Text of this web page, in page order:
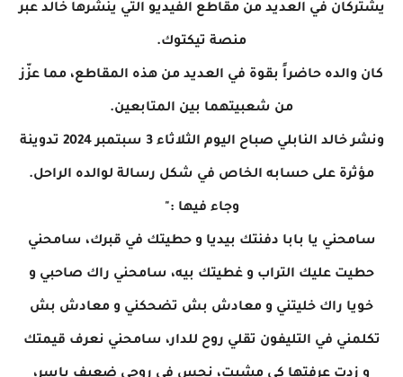
يشتركان في العديد من مقاطع الفيديو التي ينشرها خالد عبر
منصة تيكتوك.
كان والده حاضراً بقوة في العديد من هذه المقاطع، مما عزّز
من شعبيتهما بين المتابعين.
ونشر خالد النابلي صباح اليوم الثلاثاء 3 سبتمبر 2024 تدوينة
مؤثرة على حسابه الخاص في شكل رسالة لوالده الراحل.
وجاء فيها :"
سامحني يا بابا دفنتك بيديا و حطيتك في قبرك، سامحني
حطيت عليك التراب و غطيتك بيه، سامحني راك صاحبي و
خويا راك خليتني و معادش بش تضحكني و معادش بش
تكلمني في التليفون تقلي روح للدار، سامحني نعرف قيمتك